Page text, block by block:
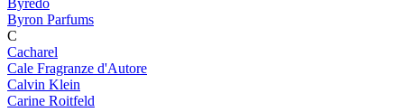
Byredo
Byron Parfums
C
Cacharel
Cale Fragranze d'Autore
Calvin Klein
Carine Roitfeld